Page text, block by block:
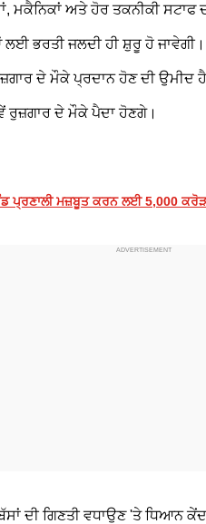
ਮਕੈਨਿਕਾਂ ਅਤੇ ਹੋਰ ਤਕਨੀਕੀ
ਭਰਤੀ ਜਲਦੀ ਹੀ ਸ਼ੁਰੂ ਹੋ
ਦੇ ਮੌਕੇ ਪ੍ਰਦਾਨ ਹੋਣ ਦੀ ਉਮੀਦ
ਰੁਜ਼ਗਾਰ ਦੇ ਮੌਕੇ ਪੈਦਾ ਹੋਣਗੇ।
ਪ੍ਰਣਾਲੀ ਮਜ਼ਬੂਤ ਕਰਨ ਲਈ 5,000
ਦੀ ਗਿਣਤੀ ਵਧਾਉਣ 'ਤੇ ਧਿਆਨ